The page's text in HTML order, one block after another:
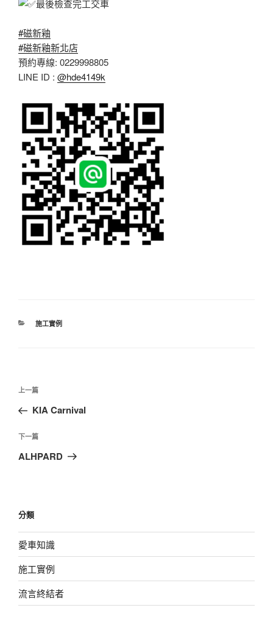
最後檢查完工交車
#磁新釉
#磁新釉新北店
預約專線: 0229998805
LINE ID : @hde4149k
分
施工實例
文
導
覽
上
一
文
章
上一篇
KIA Carnival
下
一
下一篇
ALHPARD
分類
愛車知識
施工實例
流言終結者